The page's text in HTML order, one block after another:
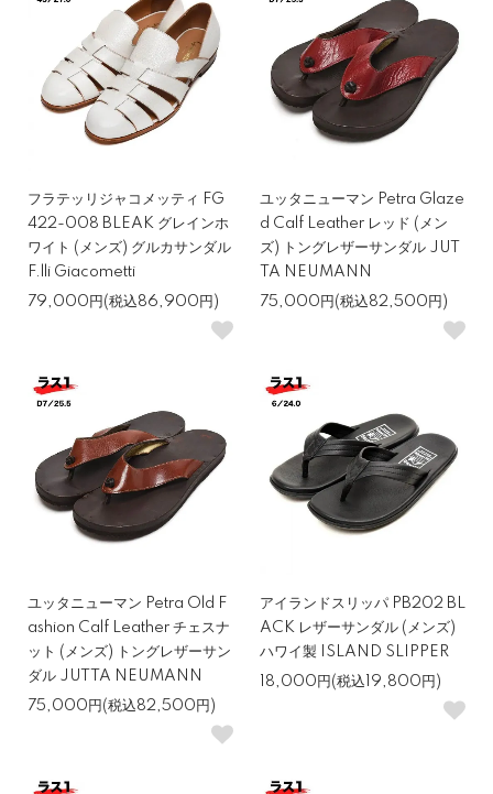
フラテッリジャコメッティ FG
422-008 BLEAK グレインホ
ワイト (メンズ) グルカサンダル
F.lli Giacometti
79,000円(税込86,900円)
ユッタニューマン Petra Glaze
d Calf Leather レッド (メン
ズ) トングレザーサンダル JUT
TA NEUMANN
75,000円(税込82,500円)
ユッタニューマン Petra Old F
ashion Calf Leather チェスナ
ット (メンズ) トングレザーサン
ダル JUTTA NEUMANN
75,000円(税込82,500円)
アイランドスリッパ PB202 BL
ACK レザーサンダル (メンズ)
ハワイ製 ISLAND SLIPPER
18,000円(税込19,800円)